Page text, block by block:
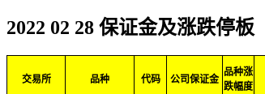
2022 02 28 保证金及涨跌停板
交易所 品种 代码 公司保证金
品种涨
跌幅度